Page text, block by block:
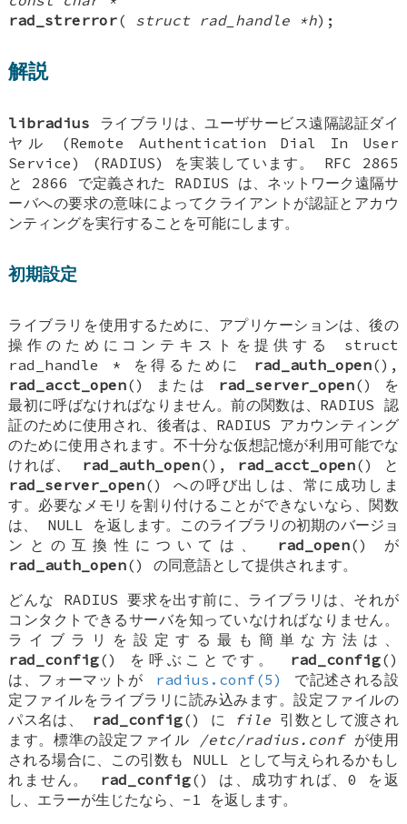
rad_strerror( struct rad_handle *h);
解説
libradius ライブラリは、ユーザサービス遠隔認証ダイ
ヤル (Remote Authentication Dial In User
Service) (RADIUS) を実装しています。 RFC 2865
と 2866 で定義された RADIUS は、ネットワーク遠隔サ
ーバへの要求の意味によってクライアントが認証とアカウ
ンティングを実行することを可能にします。
初期設定
ライブラリを使用するために、アプリケーションは、後の
操作のためにコンテキストを提供する struct
rad_handle * を得るために rad_auth_open(),
rad_acct_open() または rad_server_open() を
最初に呼ばなければなりません。前の関数は、RADIUS 認
証のために使用され、後者は、RADIUS アカウンティング
のために使用されます。不十分な仮想記憶が利用可能でな
ければ、 rad_auth_open(), rad_acct_open() と
rad_server_open() への呼び出しは、常に成功しま
す。必要なメモリを割り付けることができないなら、関数
は、 NULL を返します。このライブラリの初期のバージョ
ンとの互換性については、 rad_open() が
rad_auth_open() の同意語として提供されます。
どんな RADIUS 要求を出す前に、ライブラリは、それが
コンタクトできるサーバを知っていなければなりません。
ライブラリを設定する最も簡単な方法は、
rad_config() を呼ぶことです。 rad_config()
は、フォーマットが
radius.conf(5)
で記述される設
定ファイルをライブラリに読み込みます。設定ファイルの
パス名は、 rad_config() に file 引数として渡され
ます。標準の設定ファイル
/etc/radius.confが使用
される場合に、この引数も NULL として与えられるかもし
れません。
rad_config() は、成功すれば、0 を返
し、エラーが生じたなら、-1 を返します。